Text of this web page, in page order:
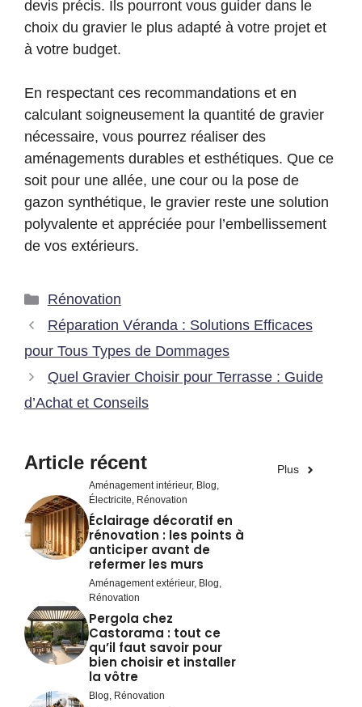
devis précis. Ils pourront vous guider dans le
choix du gravier le plus adapté à votre projet et
à votre budget.
En respectant ces recommandations et en
calculant soigneusement la quantité de gravier
nécessaire, vous pourrez réaliser des
aménagements durables et esthétiques. Que ce
soit pour une allée, une cour ou la pose de
gazon synthétique, le gravier reste une solution
polyvalente et appréciée pour l’embellissement
de vos extérieurs.
Rénovation
Réparation Véranda : Solutions Efficaces
pour Tous Types de Dommages
Quel Gravier Choisir pour Terrasse : Guide
d’Achat et Conseils
Article récent Plus
Aménagement intérieur, Blog,
Électricite, Rénovation
Éclairage décoratif en
rénovation : les points à
anticiper avant de
refermer les murs
Aménagement extérieur, Blog,
Rénovation
Pergola chez
Castorama : tout ce
qu’il faut savoir pour
bien choisir et installer
la vôtre
Blog, Rénovation